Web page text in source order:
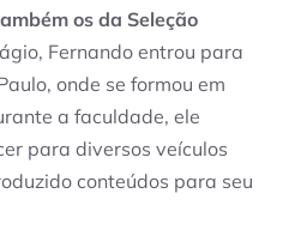
os da Seleção
Fernando entrou para
onde se formou em
a faculdade, ele
para diversos veículos
conteúdos para seu